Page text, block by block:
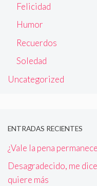
Felicidad
Humor
Recuerdos
Soledad
Uncategorized
ENTRADAS RECIENTES
¿Vale la pena
Desagradecido, me
quiere más